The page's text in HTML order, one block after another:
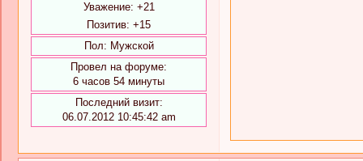
Уважение: +21
Позитив: +15
Пол: Мужской
Провел на форуме:
6 часов 54 минуты
Последний визит:
06.07.2012 10:45:42 am